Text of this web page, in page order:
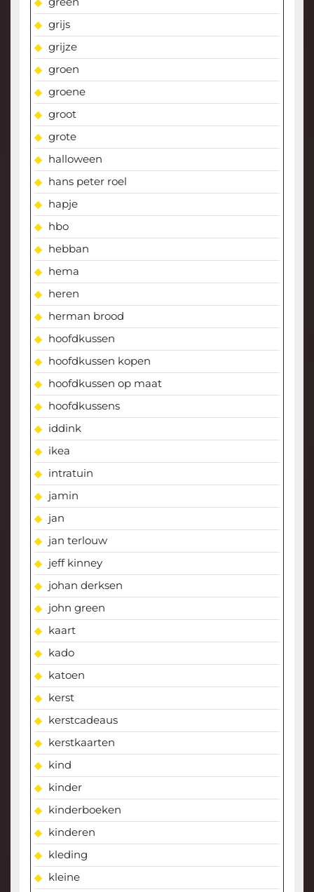
grijs
grijze
groen
groene
groot
grote
halloween
hans peter roel
hapje
hbo
hebban
hema
heren
herman brood
hoofdkussen
hoofdkussen kopen
hoofdkussen op maat
hoofdkussens
iddink
ikea
intratuin
jamin
jan
jan terlouw
jeff kinney
johan derksen
john green
kaart
kado
katoen
kerst
kerstcadeaus
kerstkaarten
kind
kinder
kinderboeken
kinderen
kleding
kleine